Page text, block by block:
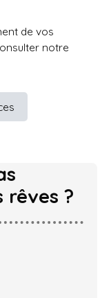
de vos
notre
rêves ?